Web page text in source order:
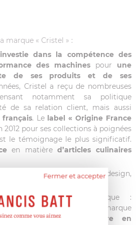
marque « Cristel » :
investie dans la compétence des
des machines pour une
de ses produits et de ses
Cristel a reçu de nombreuses
notamment sa politique
de sa relation client, mais aussi
français. Le label
« Origine France
2012 pour ses collections à poignées
le témoignage le plus significatif.
en matièred’articles culinaires
Cristel offrent ergonomie, design,
technicité.
essentielle de la marque :
plus de 20 ans
déjà, la marque
d’honneur à prendre en
Fermer et accepter